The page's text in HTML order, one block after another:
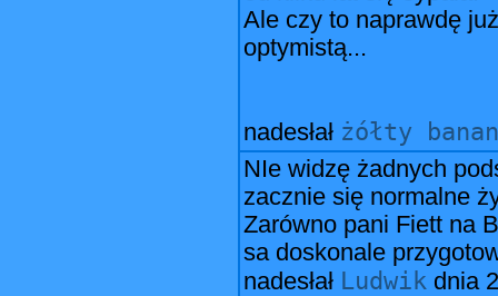
Ale czy to naprawdę
optymistą...
nadesłał żółty banan
NIe widzę żadnych
zacznie się normalne
Zarówno pani Fiett na
sa doskonale
nadesłał Ludwik dnia